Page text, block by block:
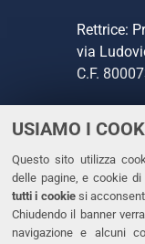
USIAMO I
Questo sito utilizza
delle pagine, e cookie di
tutti i cookiesi
Chiudendo il banner
navigazione e alcuni
Rettrice:
via
C.F.
CONTATTI
Tel. +39
Fax. +39
PEC